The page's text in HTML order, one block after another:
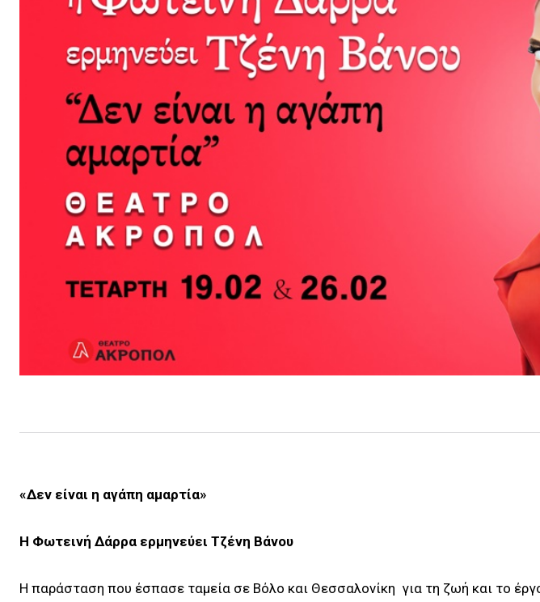
«Δεν είναι η αγάπη αμαρτία»
Η Φωτεινή Δάρρα ερμηνεύει Τζένη Βάνου
Η παράσταση που έσπασε ταμεία σε Βόλο και Θεσσαλονίκη για τη ζωή και το